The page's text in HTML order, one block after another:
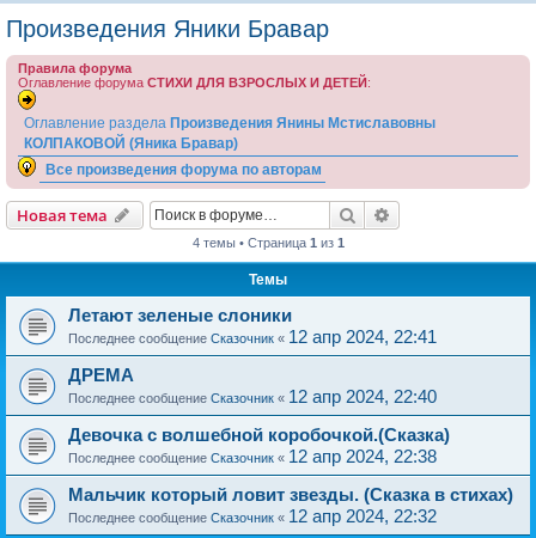
Произведения Яники Бравар
Правила форума
Оглавление форума СТИХИ ДЛЯ ВЗРОСЛЫХ И ДЕТЕЙ:
Оглавление раздела Произведения Янины Мстиславовны
КОЛПАКОВОЙ (Яника Бравар)
Все произведения форума по авторам
Новая тема Поиск
4 темы • Страница 1 из 1
Темы
Летают зеленые слоники
Последнее сообщение Сказочник « 12 апр 2024, 22:41
ДРЕМА
Последнее сообщение Сказочник « 12 апр 2024, 22:40
Девочка с волшебной коробочкой.(Сказка)
Последнее сообщение Сказочник « 12 апр 2024, 22:38
Мальчик который ловит звезды. (Сказка в стихах)
Последнее сообщение Сказочник « 12 апр 2024, 22:32